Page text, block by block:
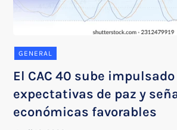
GENERAL
El CAC 40 sube
expectativas de paz y
económicas favorables